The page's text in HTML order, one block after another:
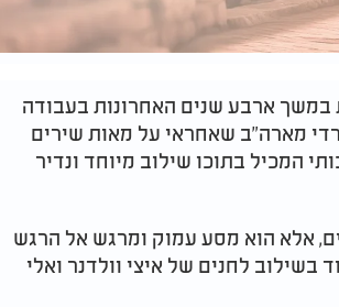
במשך ארבע שנים האחרונות בעבודה
מארה"ב שאחראי על מאות שירים
המכיל בתוכו שילוב מיוחד ונדיר
אלא הוא מסע עמוק ומרגש אל הרגש
לחנים של איצי וולדנר ואלי